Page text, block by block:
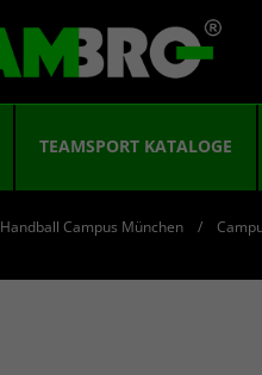
TEAMSPORT KATALOGE
Handball Campus München